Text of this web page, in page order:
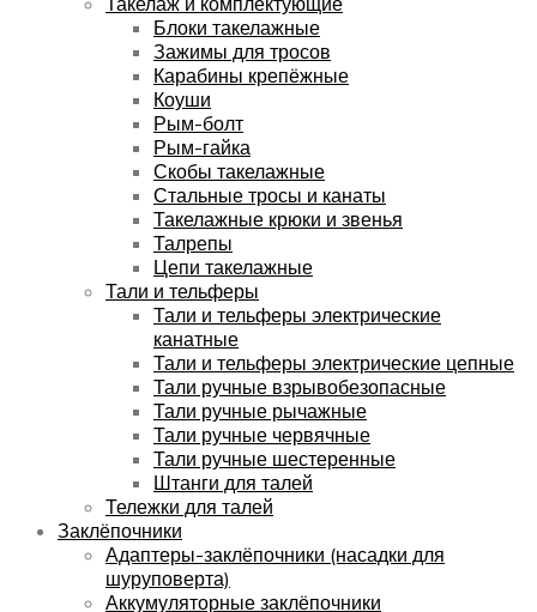
Блоки такелажные
Зажимы для тросов
Карабины крепёжные
Коуши
Рым-болт
Рым-гайка
Скобы такелажные
Стальные тросы и канаты
Такелажные крюки и звенья
Талрепы
Цепи такелажные
Тали и тельферы
Тали и тельферы электрические
канатные
Тали и тельферы электрические цепные
Тали ручные взрывобезопасные
Тали ручные рычажные
Тали ручные червячные
Тали ручные шестеренные
Штанги для талей
Тележки для талей
Заклёпочники
Адаптеры-заклёпочники (насадки для
шуруповерта)
Аккумуляторные заклёпочники